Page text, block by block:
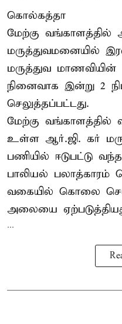
கொல்கத்தா
மேற்கு வங்காளத்தில்
மருத்துவமனையில்
மருத்துவ
நினைவாக இன்று 2
செலுத்தப்பட்டது.
மேற்கு வங்காளத்தில்
உள்ள ஆர்.ஜி. கர்
பணியில் ஈடுபட்டு
பாலியல் பலாத்காரம்
வகையில் கொலை
அலையை
...